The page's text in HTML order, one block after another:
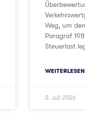
Weg, um
Paragraf
Steuerlast
2. Juli 2026